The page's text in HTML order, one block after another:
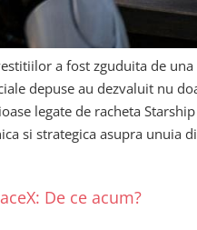
a fost zguduita de
depuse au dezvaluit nu
legate de racheta
si strategica asupra unuia
De ce acum?